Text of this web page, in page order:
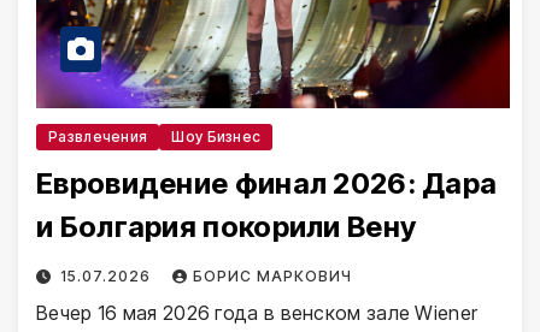
Развлечения Шоу Бизнес
Евровидение финал 2026: Дара
и Болгария покорили Вену
15.07.2026 БОРИС МАРКОВИЧ
Вечер 16 мая 2026 года в венском зале Wiener